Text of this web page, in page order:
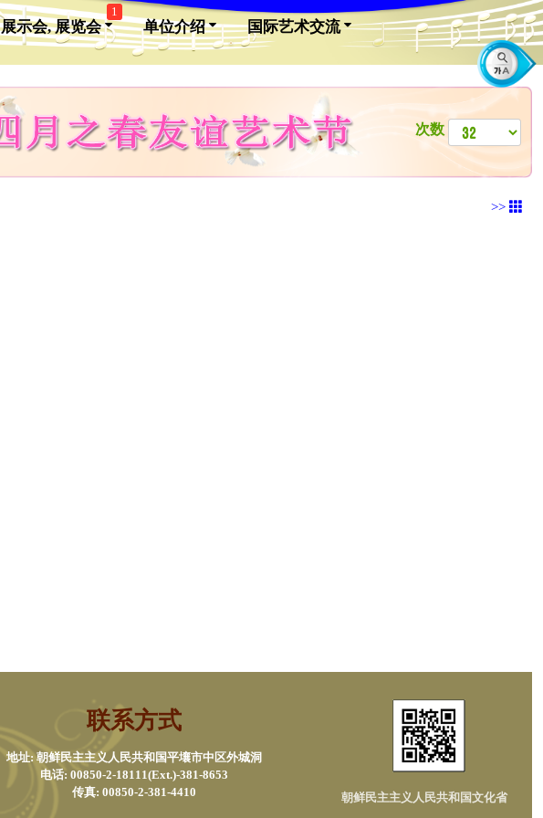
展示会, 展览会
1
单位介绍 国际艺术交流
次数
>>
联系方式
地址: 朝鲜民主主义人民共和国平壤市中区外城洞
电话: 00850-2-18111(Ext.)-381-8653
传真: 00850-2-381-4410
朝鲜民主主义人民共和国文化省